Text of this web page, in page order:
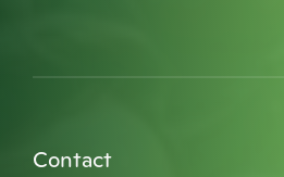
Contact